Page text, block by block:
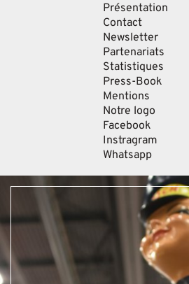
Présentation
Contact
Newsletter
Partenariats
Statistiques
Press-Book
Mentions
Notre logo
Facebook
Instragram
Whatsapp